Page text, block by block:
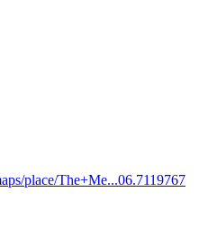
place/The+Me...06.7119767